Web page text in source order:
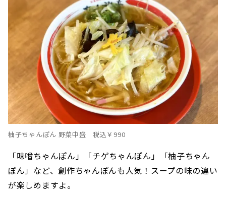
柚子ちゃんぽん 野菜中盛 税込￥990
「味噌ちゃんぽん」「チゲちゃんぽん」「柚子ちゃん
ぽん」など、創作ちゃんぽんも人気！スープの味の違い
が楽しめますよ。